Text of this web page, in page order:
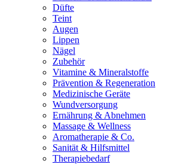
Düfte
Teint
Augen
Lippen
Nägel
Zubehör
Vitamine & Mineralstoffe
Prävention & Regeneration
Medizinische Geräte
Wundversorgung
Ernährung & Abnehmen
Massage & Wellness
Aromatherapie & Co.
Sanität & Hilfsmittel
Therapiebedarf